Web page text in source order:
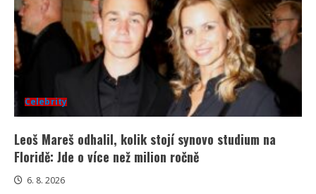
Celebrity
Leoš Mareš odhalil, kolik stojí synovo studium na
Floridě: Jde o více než milion ročně
6. 8. 2026